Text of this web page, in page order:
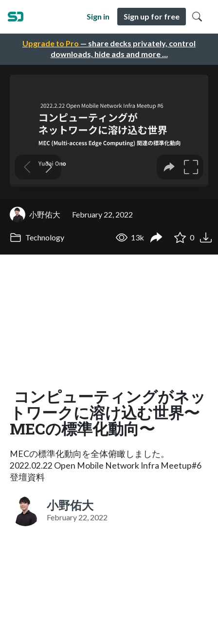
Upgrade to Pro — share decks privately, control
downloads, hide ads and more …
Sign in Sign up for free
小野佑大 February 22, 2022
Technology 13k 0
コンピューティングがネッ
トワークに溶け込む世界〜
MECの標準化動向〜
MECの標準化動向を全体俯瞰しました。
2022.02.22 Open Mobile Network Infra Meetup#6
登壇資料
小野佑大
February 22, 2022